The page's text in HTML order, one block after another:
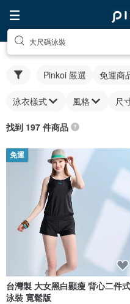
大尺碼泳裝
Pinkoi 嚴選 免運商
泳衣樣式 風格 尺
找到 197 件商品
免運
台灣製 大女黑白顯瘦 背心二件式
泳裝 寬鬆版